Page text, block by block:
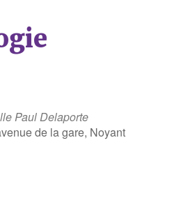
Paul Delaporte
de la gare, Noyant